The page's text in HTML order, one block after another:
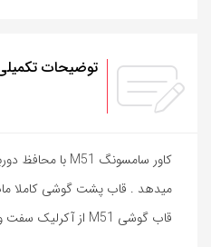
توضیحات
کاور سامسونگ M51 با محافظ دوربین مناسب برای گوشی موبایل سامسونگ Galaxy M51 محافظ گوشی بوده که محافظت از گوشی شما را بر عهده دارد این
میدهد . قاب پشت گوشی کاملا
قاب گوشی M51 از آکرلیک سفت و سخت ساخته شده است قاب گوشی M51 طرح دار انواع مختلفی داشته که بیشتر این قاب ها را خانم ها استفاده میکند